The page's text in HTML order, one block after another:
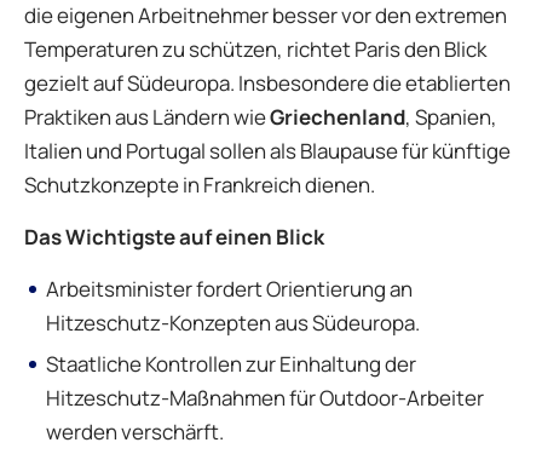
die eigenen Arbeitnehmer besser vor den extremen
Temperaturen zu schützen, richtet Paris den Blick
gezielt auf Südeuropa. Insbesondere die etablierten
Praktiken aus Ländern wieGriechenland, Spanien,
Italien und Portugal sollen als Blaupause für künftige
Schutzkonzepte in Frankreich dienen.
Das Wichtigste auf einen Blick
Arbeitsminister fordert Orientierung an
Hitzeschutz-Konzepten aus Südeuropa.
Staatliche Kontrollen zur Einhaltung der
Hitzeschutz-Maßnahmen für Outdoor-Arbeiter
werden verschärft.